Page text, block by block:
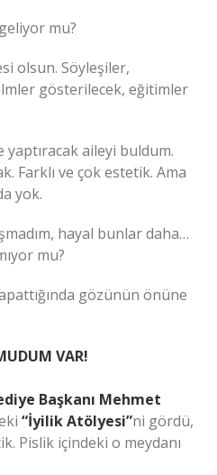
mu?
olsun. Söyleşiler,
gösterilecek, eğitimler
aileyi buldum.
Farklı ve çok estetik. Ama
yok.
hayal bunlar daha…
mu?
gözünün önüne
VAR!
Başkanı Mehmet
“İyilik Atölyesi”ni gördü,
Pislik içindeki o meydanı